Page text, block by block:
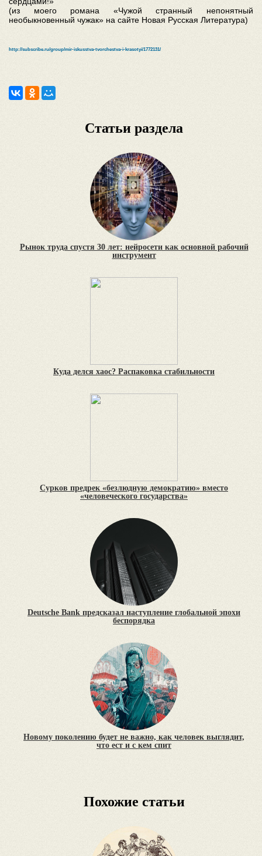
(из моего романа «Чужой странный непонятный
необыкновенный чужак» на сайте Новая Русская Литература)
http://subscribe.ru/group/mir-iskusstva-tvorchestva-i-krasotyi/1772131/
Статьи раздела
Рынок труда спустя 30 лет: нейросети как основной рабочий
инструмент
Куда делся хаос? Распаковка стабильности
Сурков предрек «безлюдную демократию» вместо
«человеческого государства»
Deutsche Bank предсказал наступление глобальной эпохи
беспорядка
Новому поколению будет не важно, как человек выглядит,
что ест и с кем спит
Похожие статьи